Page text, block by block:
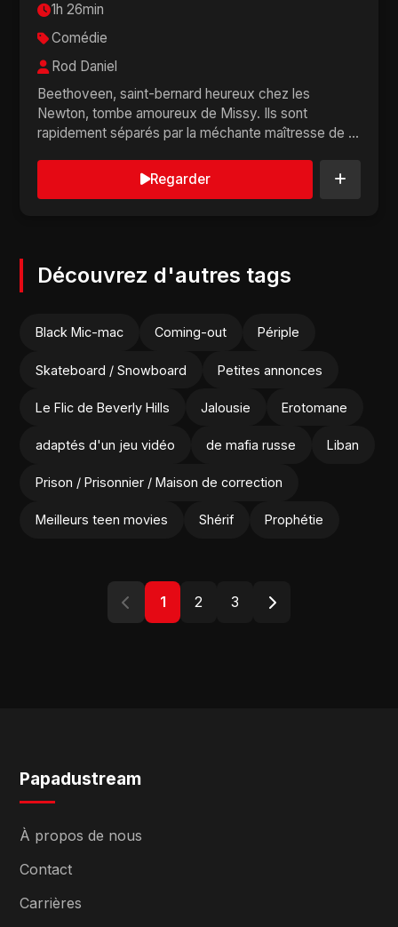
1h 26min
Comédie
Rod Daniel
Beethoveen, saint-bernard heureux chez les
Newton, tombe amoureux de Missy. Ils sont
rapidement séparés par la méchante maîtresse de la
Regarder
Découvrez d'autres tags
Black Mic-mac Coming-out Périple
Skateboard / Snowboard Petites annonces
Le Flic de Beverly Hills Jalousie Erotomane
adaptés d'un jeu vidéo de mafia russe Liban
Prison / Prisonnier / Maison de correction
Meilleurs teen movies Shérif Prophétie
1 2 3
Papadustream
À propos de nous
Contact
Carrières